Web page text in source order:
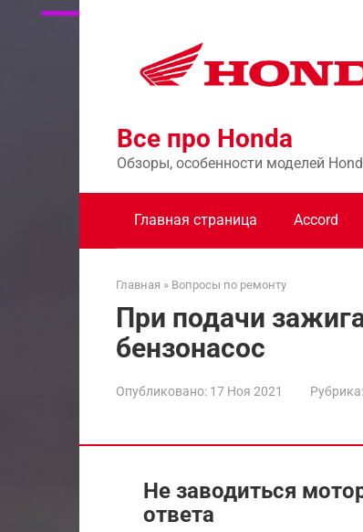
Перейти
Все про Honda
Обзоры, особенности моделей
Главная страница Accord
Главная » Вопросы по ремонту
При подачи
бензонасос
Опубликовано: 17 Ноя 2021 Рубрика:
Не заводиться
ответа